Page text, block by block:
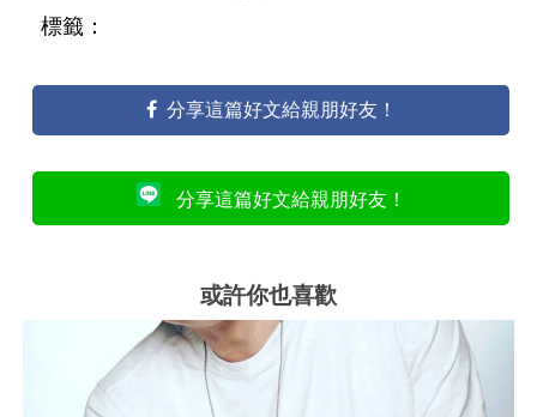
標籤：
分享這篇好文給親朋好友！
分享這篇好文給親朋好友！
或許你也喜歡